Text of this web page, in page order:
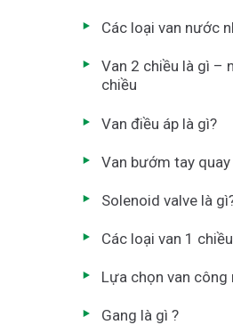
Các loại van nước
Van 2 chiều là gì –
chiều
Van điều áp là gì?
Van bướm tay quay
Solenoid valve là
Các loại van 1 chiều
Lựa chọn van công
Gang là gì ?